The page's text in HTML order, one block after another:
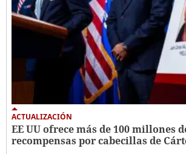
ACTUALIZACIÓN
EE UU ofrece más de 100 millones
recompensas por cabecillas de